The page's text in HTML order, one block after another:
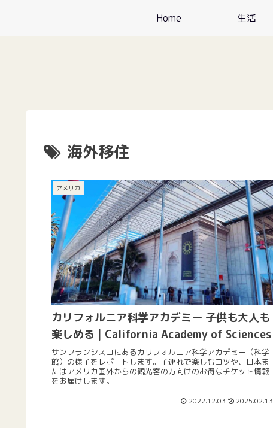
Home 生活
海外移住
アメリカ
カリフォルニア科学アカデミー 子供も大人も
楽しめる | California Academy of Sciences
サンフランシスコにあるカリフォルニア科学アカデミー（科学
館）の様子をレポートします。子連れで楽しむコツや、日本ま
たはアメリカ国外からの観光客の方向けのお得なチケット情報
をお届けします。
2022.12.03 2025.02.13